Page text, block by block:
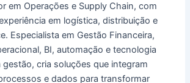
em Operações e Supply Chain, com
em logística, distribuição e
Especialista em Gestão Financeira,
BI, automação e tecnologia
gestão, cria soluções que integram
e dados para transformar